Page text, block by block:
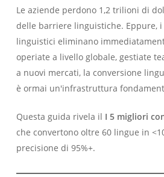
Le aziende perdono 1,2 trilioni di
delle barriere linguistiche. Eppure,
linguistici eliminano
operiate a livello globale, gestiate
a nuovi mercati, la conversione
è ormai un'infrastruttura
Questa guida rivela il I 5 migliori
che convertono oltre 60 lingue in
precisione di 95%+.